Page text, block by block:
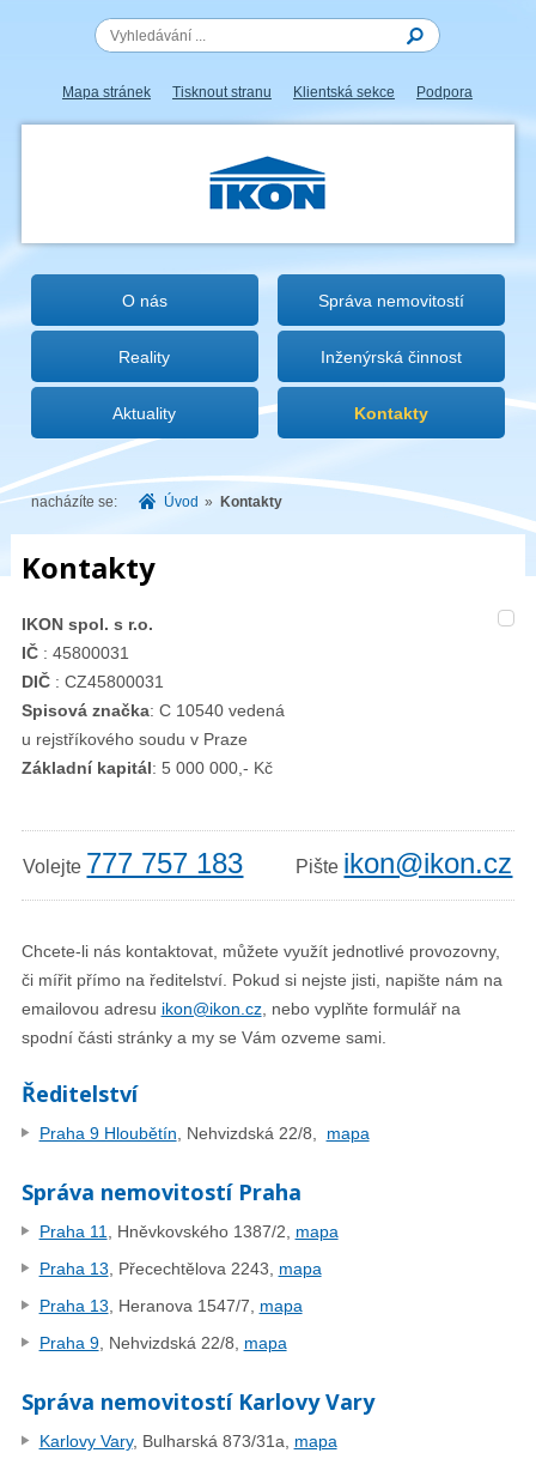
Mapa stránek Tisknout stranu Klientská sekce Podpora
IKON.CZ
O nás Správa nemovitostí
Reality Inženýrská činnost
Aktuality Kontakty
nacházíte se: Úvod » Kontakty
Kontakty
IKON spol. s r.o.
IČ: 45800031
DIČ : CZ45800031
Spisová značka: C 10540 vedená
u rejstříkového soudu v Praze
Základní kapitál: 5 000 000,- Kč
Volejte 777 757 183 Pište ikon@ikon.cz
Chcete-li nás kontaktovat, můžete využít jednotlivé provozovny,
či mířit přímo na ředitelství. Pokud si nejste jisti, napište nám na
emailovou adresu ikon@ikon.cz, nebo vyplňte formulář na
spodní části stránky a my se Vám ozveme sami.
Ředitelství
Praha 9 Hloubětín , Nehvizdská 22/8, mapa
Správa nemovitostí Praha
Praha 11 , Hněvkovského 1387/2, mapa
Praha 13 , Přecechtělova 2243, mapa
Praha 13
Heranova 1547/7, mapa
Praha 9, Nehvizdská 22/8, mapa
Správa nemovitostí Karlovy Vary
Karlovy Vary, Bulharská 873/31a, mapa